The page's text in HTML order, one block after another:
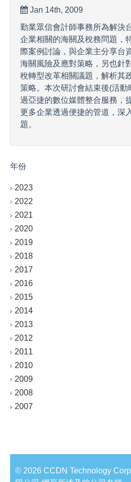
Jan 14th, 2009
勤業眾信會計師事務所為解決
企業相關的海關及稅務問題，
際案例討論，與企業主分享台
海關風險及應對策略，另也針
稅轉型改革相關議題，解析其
策略。本次研討會結束後(活動
過亞捷的數位媒體整合服務，
更多企業透過便捷的管道，深
題。
年份
2023
2022
2021
2020
2019
2018
2017
2016
2015
2014
2013
2012
2011
2010
2009
2008
2007
© 2026 CCDN Technology